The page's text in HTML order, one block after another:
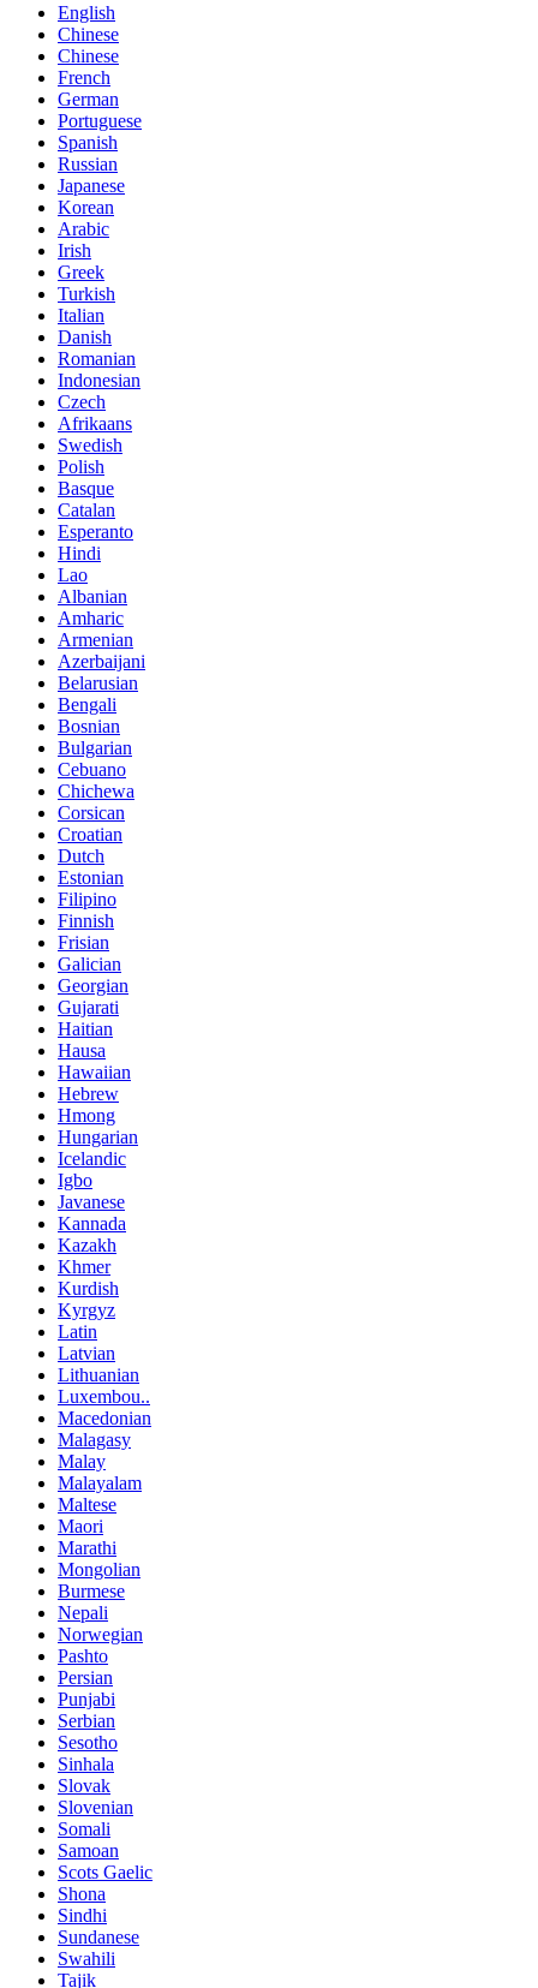
English
Chinese
Chinese
French
German
Portuguese
Spanish
Russian
Japanese
Korean
Arabic
Irish
Greek
Turkish
Italian
Danish
Romanian
Indonesian
Czech
Afrikaans
Swedish
Polish
Basque
Catalan
Esperanto
Hindi
Lao
Albanian
Amharic
Armenian
Azerbaijani
Belarusian
Bengali
Bosnian
Bulgarian
Cebuano
Chichewa
Corsican
Croatian
Dutch
Estonian
Filipino
Finnish
Frisian
Galician
Georgian
Gujarati
Haitian
Hausa
Hawaiian
Hebrew
Hmong
Hungarian
Icelandic
Igbo
Javanese
Kannada
Kazakh
Khmer
Kurdish
Kyrgyz
Latin
Latvian
Lithuanian
Luxembou..
Macedonian
Malagasy
Malay
Malayalam
Maltese
Maori
Marathi
Mongolian
Burmese
Nepali
Norwegian
Pashto
Persian
Punjabi
Serbian
Sesotho
Sinhala
Slovak
Slovenian
Somali
Samoan
Scots Gaelic
Shona
Sindhi
Sundanese
Swahili
Tajik